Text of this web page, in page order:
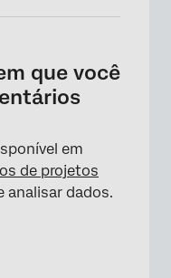
que você
em
de projetos
analisar dados.